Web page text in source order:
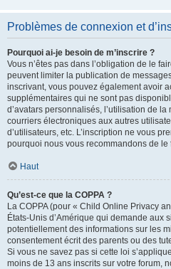
Problèmes de connexion et
Pourquoi ai-je besoin de m’inscrire ?
Vous n’êtes pas dans l’obligation de le
peuvent limiter la publication de
inscrivant, vous pouvez également avoir
supplémentaires qui ne sont pas
d’avatars personnalisés, l’utilisation de
courriers électroniques aux autres
d’utilisateurs, etc. L’inscription ne vous
pourquoi nous vous recommandons de le
Haut
Qu’est-ce que la COPPA ?
La COPPA (pour « Child Online Privacy
États-Unis d’Amérique qui demande aux
potentiellement des informations sur les
consentement écrit des parents ou des
Si vous ne savez pas si cette loi
moins de 13 ans inscrits sur votre forum,